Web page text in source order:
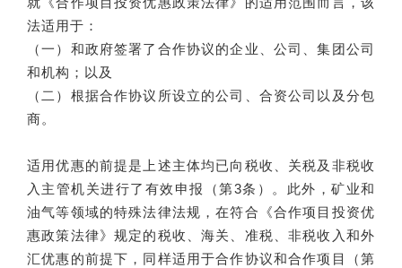
法适用于：
（一）和政府签署了合作协议的企业、公司、集团公司
和机构；以及
（二）根据合作协议所设立的公司、合资公司以及分包
商。
适用优惠的前提是上述主体均已向税收、关税及非税收
入主管机关进行了有效申报（第3条）。此外，矿业和
油气等领域的特殊法律法规，在符合《合作项目投资优
惠政策法律》规定的税收、海关、准税、非税收入和外
汇优惠的前提下，同样适用于合作协议和合作项目（第